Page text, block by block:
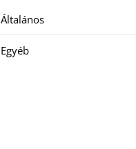
Általános
Egyéb